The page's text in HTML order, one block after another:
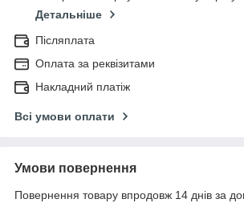
Детальніше
Післяплата
Оплата за реквізитами
Накладний платіж
Всі умови оплати
Умови повернення
Повернення товару впродовж 14 днів за